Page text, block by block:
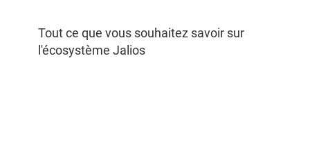
Tout ce que vous souhaitez savoir sur
l'écosystème Jalios